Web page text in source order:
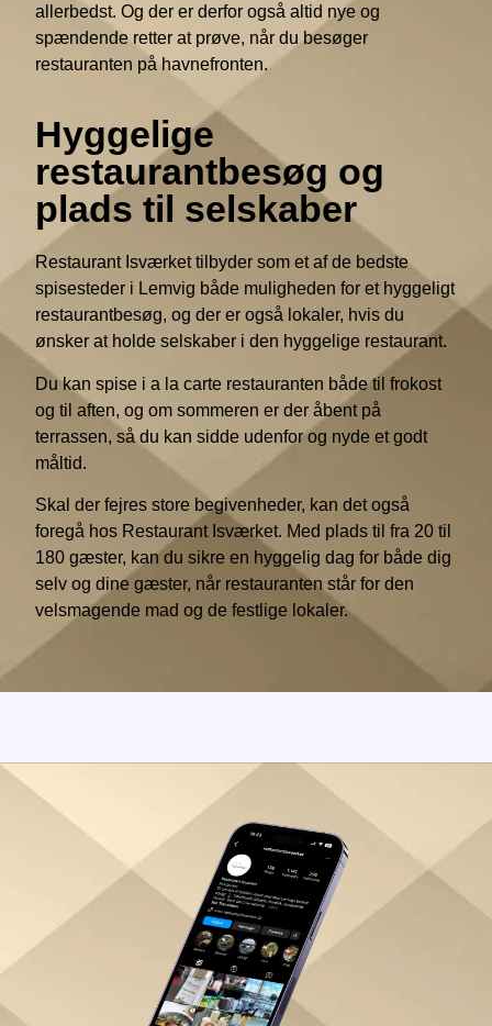
allerbedst. Og der er derfor også altid nye og
spændende retter at prøve, når du besøger
restauranten på havnefronten.
Hyggelige
restaurantbesøg og
plads til selskaber
Restaurant Isværket tilbyder som et af de bedste
spisesteder i Lemvig både muligheden for et hyggeligt
restaurantbesøg, og der er også lokaler, hvis du
ønsker at holde selskaber i den hyggelige restaurant.
Du kan spise i a la carte restauranten både til frokost
og til aften, og om sommeren er der åbent på
terrassen, så du kan sidde udenfor og nyde et godt
måltid.
Skal der fejres store begivenheder, kan det også
foregå hos Restaurant Isværket. Med plads til fra 20 til
180 gæster, kan du sikre en hyggelig dag for både dig
selv og dine gæster, når restauranten står for den
velsmagende mad og de festlige lokaler.